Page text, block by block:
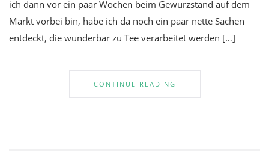
ich dann vor ein paar Wochen beim Gewürzstand auf dem
Markt vorbei bin, habe ich da noch ein paar nette Sachen
entdeckt, die wunderbar zu Tee verarbeitet werden […]
CONTINUE READING